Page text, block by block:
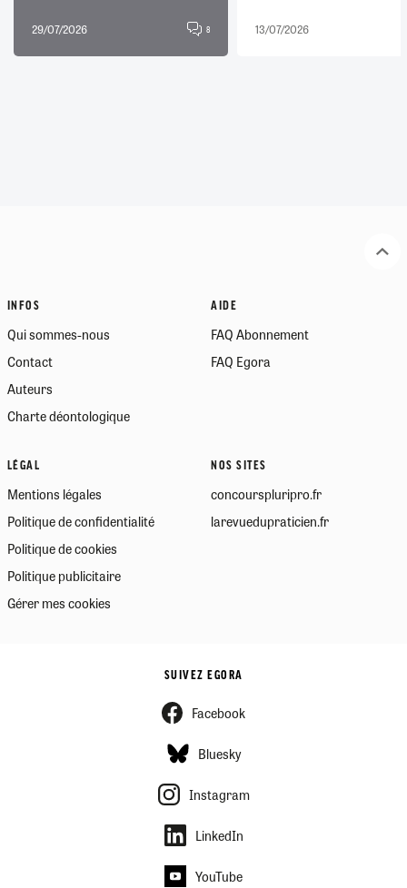
29/07/2026 8 13/07/2026
INFOS
Qui sommes-nous
Contact
Auteurs
Charte déontologique
AIDE
FAQ Abonnement
FAQ Egora
LÉGAL
Mentions légales
Politique de confidentialité
Politique de cookies
Politique publicitaire
Gérer mes cookies
NOS SITES
concourspluripro.fr
larevuedupraticien.fr
SUIVEZ EGORA
Facebook
Bluesky
Instagram
LinkedIn
YouTube